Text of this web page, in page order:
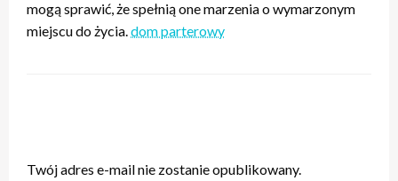
mogą sprawić, że spełnią one marzenia o wymarzonym
miejscu do życia. dom parterowy
Twój adres e-mail nie zostanie opublikowany.